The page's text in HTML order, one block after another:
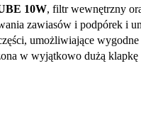
10W, filtr wewnętrzny
zawiasów i podpórek i
umożliwiające
w wyjątkowo dużą klapkę